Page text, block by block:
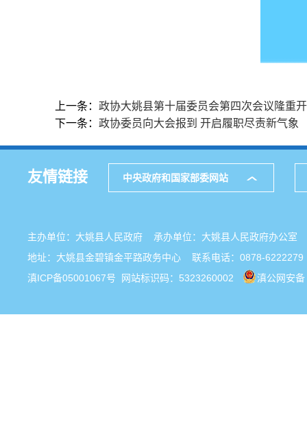
上一条： 政协大姚县第十届委员会第四次会议隆重
下一条： 政协委员向大会报到 开启履职尽责新气象
友情链接 中央政府和国家部委网站
主办单位：大姚县人民政府 承办单位：大姚县人民政府办公
地址：大姚县金碧镇金平路政务中心 联系电话：0878-6222279
滇ICP备05001067号 网站标识码：5323260002 滇公网安